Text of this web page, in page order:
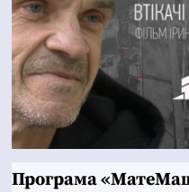
Програма